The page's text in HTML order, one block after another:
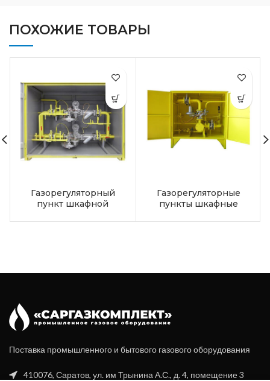
ПОХОЖИЕ ТОВАРЫ
Газорегуляторный
пункт шкафной
Газорегуляторные
пункты шкафные
ГРПШ-07-2У1
Поставка промышленного и бытового газового оборудования
410076, Саратов, ул. им Трынина А.С., д. 4, помещение 3